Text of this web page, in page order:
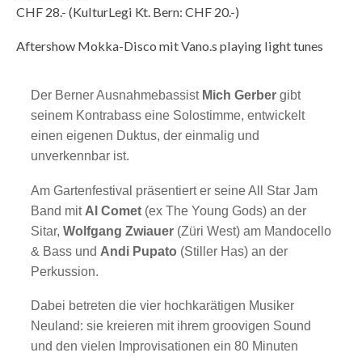
CHF 28.- (KulturLegi Kt. Bern: CHF 20.-)
Aftershow Mokka-Disco mit Vano.s playing light tunes
Der Berner Ausnahmebassist Mich Gerbergibt
seinem Kontrabass eine Solostimme, entwickelt
einen eigenen Duktus, der einmalig und
unverkennbar ist.
Am Gartenfestival präsentiert er seine All Star Jam
Band mit Al Comet(ex The Young Gods) an der
Sitar, Wolfgang Zwiauer(Züri West) am Mandocello
& Bass und Andi Pupato (Stiller Has) an der
Perkussion.
Dabei betreten die vier hochkarätigen Musiker
Neuland: sie kreieren mit ihrem groovigen Sound
und den vielen Improvisationen ein 80 Minuten